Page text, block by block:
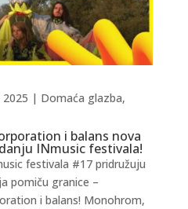
i balans nova
INmusic festivala!
| Domaća glazba,
festivala #17 pridružuju
pomiču granice –
i balans! Monohrom,